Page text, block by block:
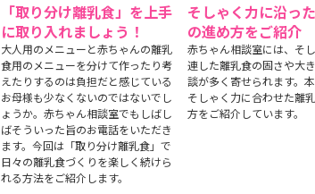
「取り分け離乳食」を上手
に取り入れましょう！
大人用のメニューと赤ちゃんの離乳
食用のメニューを分けて作ったり考
えたりするのは負担だと感じている
お母様も少なくないのではないでし
ょうか。赤ちゃん相談室でもしばし
ばそういった旨のお電話をいただき
ます。今回は「取り分け離乳食」で
日々の離乳食づくりを楽しく続けら
れる方法をご紹介します。
そしゃく力に沿っ
の進め方をご紹介
赤ちゃん相談室には、そ
連した離乳食の固さや大
談が多く寄せられます。
そしゃく力に合わせた離
方をご紹介しています。